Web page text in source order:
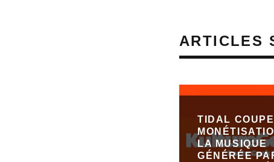
ARTICLES
TIDAL
LA MUSIQUE
GÉNÉRÉE